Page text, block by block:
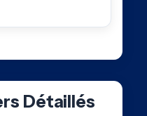
Détaillés